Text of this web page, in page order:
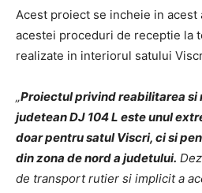
Acest proiect se incheie in acest
acestei proceduri de receptie la
realizate in interiorul satului
„Proiectul privind reabilitarea si
judetean DJ 104 L este unul
doar pentru satul Viscri, ci si
din zona de nord a judetului.
de transport rutier si implicit a